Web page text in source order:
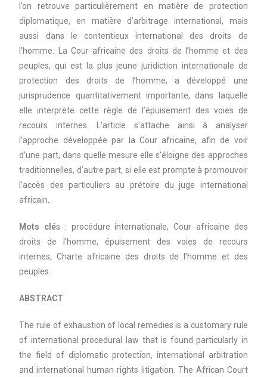
l’on retrouve particulièrement en matière de protection
diplomatique, en matière d’arbitrage international, mais
aussi dans le contentieux international des droits de
l’homme. La Cour africaine des droits de l’homme et des
peuples, qui est la plus jeune juridiction internationale de
protection des droits de l’homme, a développé une
jurisprudence quantitativement importante, dans laquelle
elle interprète cette règle de l’épuisement des voies de
recours internes. L’article s’attache ainsi à analyser
l’approche développée par la Cour africaine, afin de voir
d’une part, dans quelle mesure elle s’éloigne des approches
traditionnelles, d’autre part, si elle est prompte à promouvoir
l’accès des particuliers au prétoire du juge international
africain.
Mots clés : procédure internationale, Cour africaine des
droits de l’homme, épuisement des voies de recours
internes, Charte africaine des droits de l’homme et des
peuples.
ABSTRACT
The rule of exhaustion of local remedies is a customary rule
of international procedural law that is found particularly in
the field of diplomatic protection, international arbitration
and international human rights litigation. The African Court